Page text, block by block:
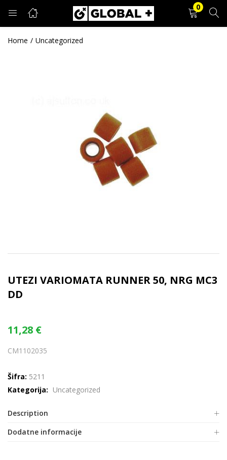
0
PRIJAVA REGISTRACIJA
Prijava
Zaboravljena lozinka?
Home Uncategorized
UTEZI VARIOMATA RUNNER 50, NRG MC3
DD
11,28 €
CM1102035
Šifra: 5211
Kategorija: Uncategorized
Description
Dodatne informacije